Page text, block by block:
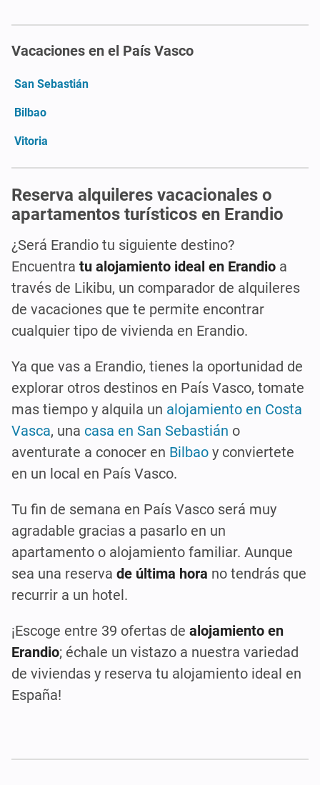
Vacaciones en el País Vasco
San Sebastián
Bilbao
Vitoria
Reserva alquileres vacacionales o
apartamentos turísticos en Erandio
¿Será Erandio tu siguiente destino?
Encuentra tu alojamiento ideal en Erandio a
través de Likibu, un comparador de alquileres
de vacaciones que te permite encontrar
cualquier tipo de vivienda en Erandio.
Ya que vas a Erandio, tienes la oportunidad de
explorar otros destinos en País Vasco, tomate
mas tiempo y alquila un alojamiento en Costa
Vasca, una casa en San Sebastián o
aventurate a conocer en Bilbao y conviertete
en un local en País Vasco.
Tu fin de semana en País Vasco será muy
agradable gracias a pasarlo en un
apartamento o alojamiento familiar. Aunque
sea una reserva de última hora no tendrás que
recurrir a un hotel.
¡Escoge entre 39 ofertas de alojamiento en
Erandio; échale un vistazo a nuestra variedad
de viviendas y reserva tu alojamiento ideal en
España!